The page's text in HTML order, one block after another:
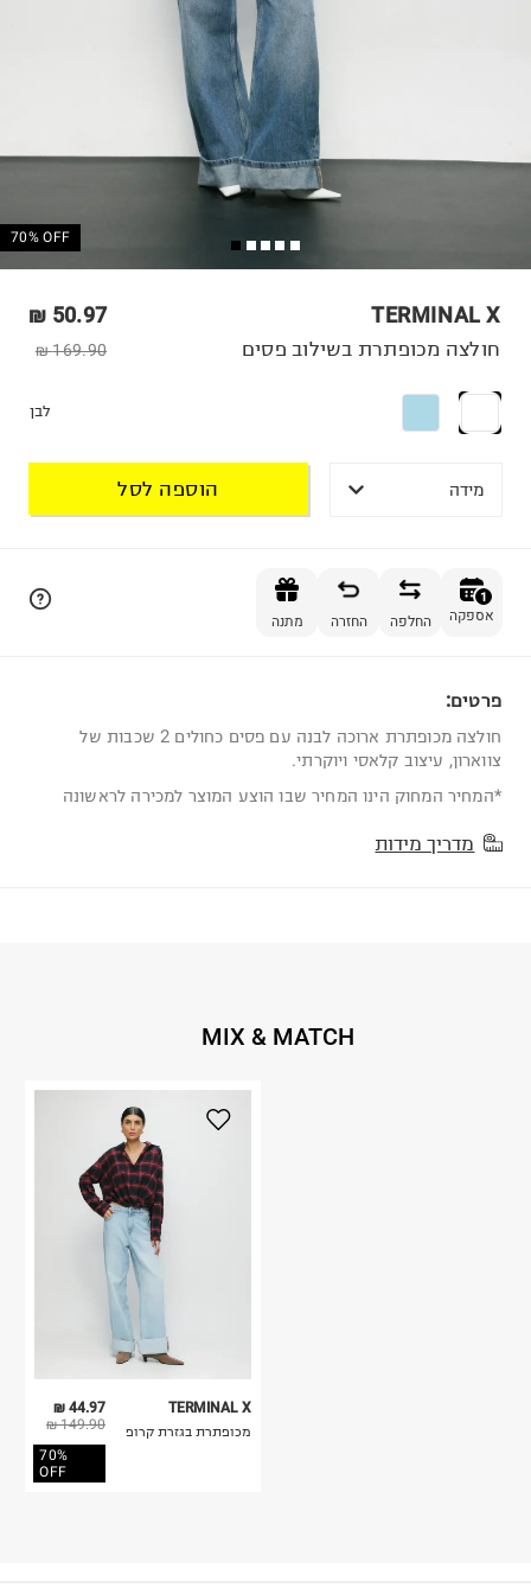
70% OFF
TERMINAL X
50.97 ₪
169.90 ₪ חולצה מכופתרת בשילוב פסים
לבן
מידה הוספה לסל
1
אספקה החלפה החזרה מתנה
פרטים:
חולצה מכופתרת ארוכה לבנה עם פסים כחולים 2 שכבות של
צווארון, עיצוב קלאסי ויוקרתי.
*המחיר המחוק הינו המחיר שבו הוצע המוצר למכירה לראשונה
מדריך מידות
MIX & MATCH
44.97 ₪
149.90 ₪
70%
OFF
TERMINAL X
מכופתרת בגזרת קרופ